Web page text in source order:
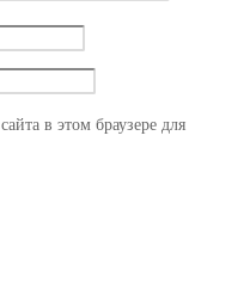
в этом браузере для